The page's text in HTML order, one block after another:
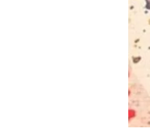
Реестр туристических
агентств Алтайского
Обращения граждан
Противодействие